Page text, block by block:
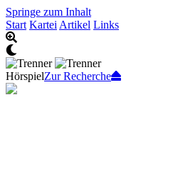
Springe zum Inhalt
Start Kartei Artikel Links
HörspielZur Recherche